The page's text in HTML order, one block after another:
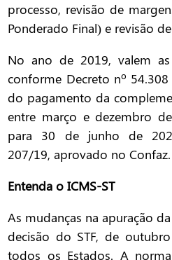
processo, revisão de
Ponderado Final) e revisão
No ano de 2019, valem
conforme Decreto nº
do pagamento da
entre março e dezembro
para 30 de junho de
207/19, aprovado no Confaz.
Entenda o ICMS-ST
As mudanças na apuração
decisão do STF, de
todos os Estados. A